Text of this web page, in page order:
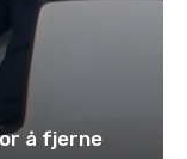
å fjerne